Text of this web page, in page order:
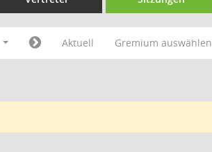
Aktuell Gremium auswählen